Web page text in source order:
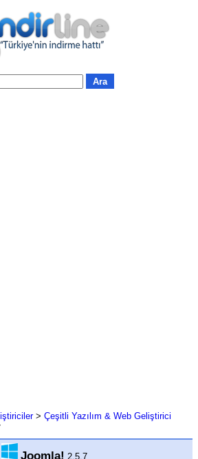
> Çeşitli Yazılım & Web Geliştirici
Joomla! 2.5.7